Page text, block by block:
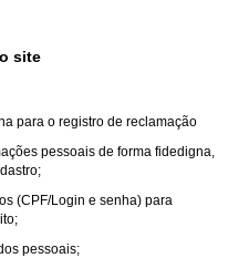
site
para o registro de reclamação
pessoais de forma fidedigna,
(CPF/Login e senha) para
pessoais;